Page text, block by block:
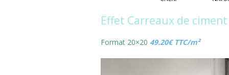
Effet Carreaux de
Format 20×20 49.20€ TTC/m²